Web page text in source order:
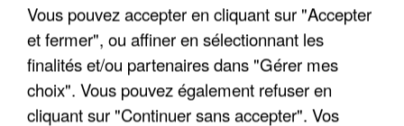
Vous pouvez accepter en cliquant sur "Accepter
et fermer", ou affiner en sélectionnant les
finalités et/ou partenaires dans "Gérer mes
choix". Vous pouvez également refuser en
cliquant sur "Continuer sans accepter". Vos